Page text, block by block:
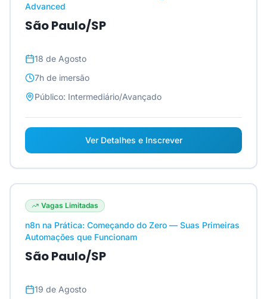
Advanced
São Paulo/SP
18 de Agosto
7h de imersão
Público: Intermediário/Avançado
Ver Detalhes e Inscrever
Vagas Limitadas
n8n na Prática: Começando do Zero — Suas Primeiras
Automações que Funcionam
São Paulo/SP
19 de Agosto